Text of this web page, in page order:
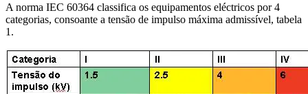
A norma IEC 60364 classifica os equipamentos eléctricos por 4
categorias, consoante a tensão de impulso máxima admissível, tabela
1.